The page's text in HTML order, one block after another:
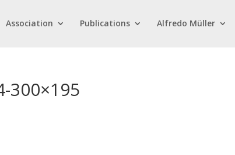
Association Publications Alfredo Müller
300×195